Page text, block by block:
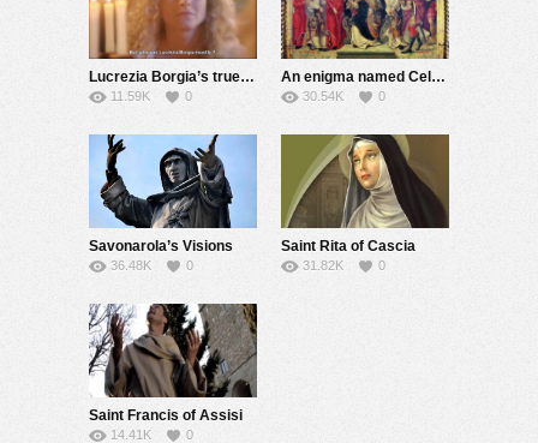
Lucrezia Borgia’s true story
11.59K 0
An enigma named Celestine V
30.54K 0
Savonarola’s Visions
36.48K 0
Saint Rita of Cascia
31.82K 0
Saint Francis of Assisi
14.41K 0